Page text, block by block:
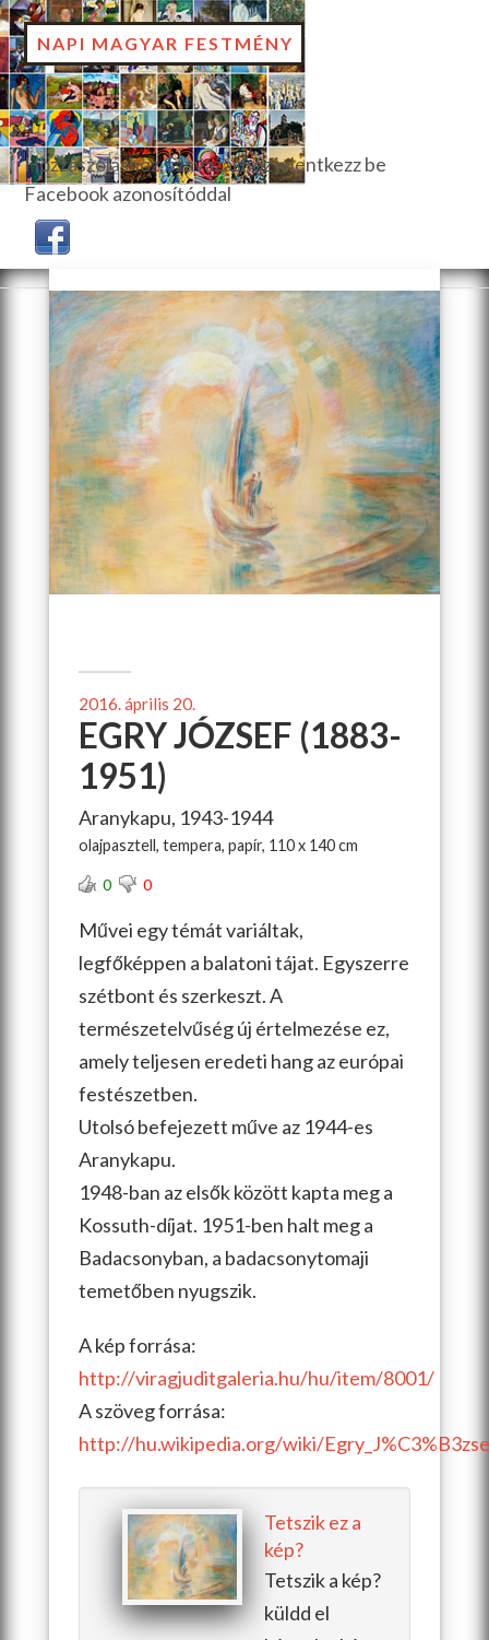
NAPI MAGYAR FESTMÉNY
Hozzászóláshoz, szavazáshoz jelentkezz be
Facebook azonosítóddal
2016. április 20.
EGRY JÓZSEF (1883-
1951)
Aranykapu, 1943-1944
olajpasztell, tempera, papír, 110 x 140 cm
0 0
Művei egy témát variáltak,
legfőképpen a balatoni tájat. Egyszerre
szétbont és szerkeszt. A
természetelvűség új értelmezése ez,
amely teljesen eredeti hang az európai
festészetben.
Utolsó befejezett műve az 1944-es
Aranykapu.
1948-ban az elsők között kapta meg a
Kossuth-díjat. 1951-ben halt meg a
Badacsonyban, a badacsonytomaji
temetőben nyugszik.
A kép forrása:
http://viragjuditgaleria.hu/hu/item/8001/
A szöveg forrása:
http://hu.wikipedia.org/wiki/
Tetszik ez a
kép?
Tetszik a kép?
küldd el